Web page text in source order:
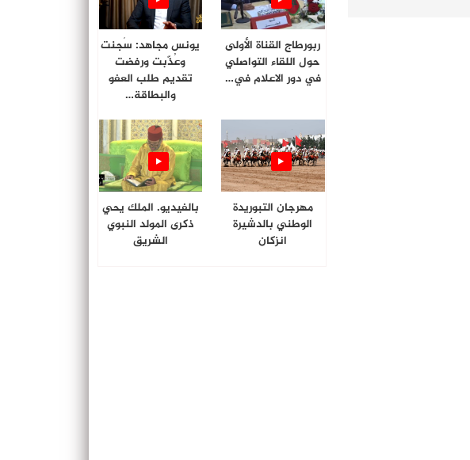
ربورطاج القناة الأولى
حول اللقاء التواصلي
في دور الاعلام في…
يونس مجاهد: سُجنت
وعُذّبت ورفضت
تقديم طلب العفو
والبطاقة…
مهرجان التبوريدة
الوطني بالدشيرة
انزكان
بالفيديو. الملك يحي
ذكرى المولد النبوي
الشريق